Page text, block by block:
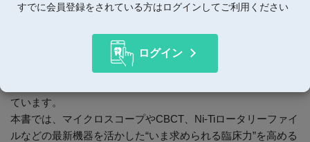
技術革新に合わせて進化する診断・治療のポイントを新しい
知見で紹介した実践書です。
ています。
本書では、マイクロスコープやCBCT、Ni-Tiロータリーファイ
ルなどの最新機器を活かした“いま求められる臨床力”を高める
すでに会員登録をされている方はログインしてご利用ください
ログイン